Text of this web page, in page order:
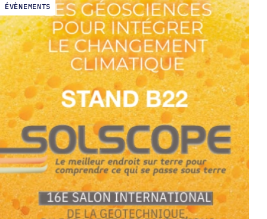
ÉVÈNEMENTS